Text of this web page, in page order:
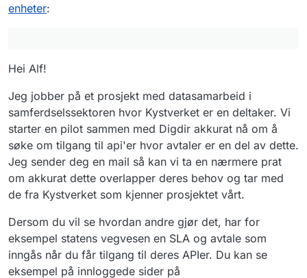
enheter:
Hei Alf!
Jeg jobber på et prosjekt med datasamarbeid i
samferdselssektoren hvor Kystverket er en deltaker. Vi
starter en pilot sammen med Digdir akkurat nå om å
søke om tilgang til api'er hvor avtaler er en del av dette.
Jeg sender deg en mail så kan vi ta en nærmere prat
om akkurat dette overlapper deres behov og tar med
de fra Kystverket som kjenner prosjektet vårt.
Dersom du vil se hvordan andre gjør det, har for
eksempel statens vegvesen en SLA og avtale som
inngås når du får tilgang til deres APIer. Du kan se
eksempel på innloggede sider på